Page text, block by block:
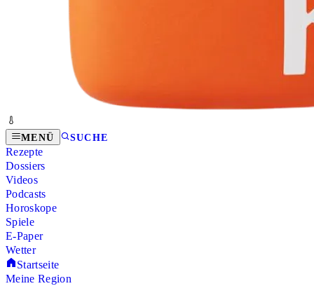
MENÜ SUCHE
Rezepte
Dossiers
Videos
Podcasts
Horoskope
Spiele
E-Paper
Wetter
Startseite
Meine Region